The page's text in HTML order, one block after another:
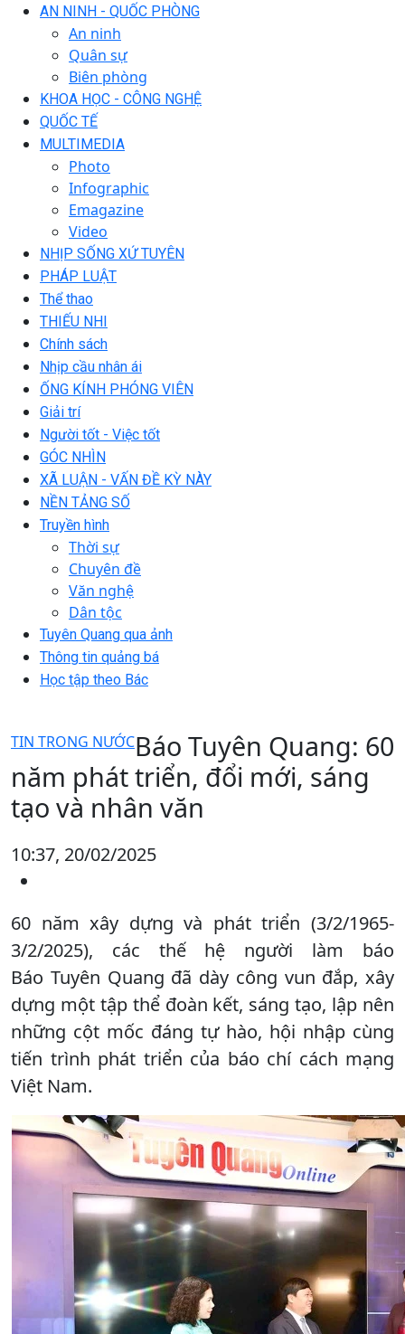
AN NINH - QUỐC PHÒNG
An ninh
Quân sự
Biên phòng
KHOA HỌC - CÔNG NGHỆ
QUỐC TẾ
MULTIMEDIA
Photo
Infographic
Emagazine
Video
NHỊP SỐNG XỨ TUYÊN
PHÁP LUẬT
Thể thao
THIẾU NHI
Chính sách
Nhịp cầu nhân ái
ỐNG KÍNH PHÓNG VIÊN
Giải trí
Người tốt - Việc tốt
GÓC NHÌN
XÃ LUẬN - VẤN ĐỀ KỲ NÀY
NỀN TẢNG SỐ
Truyền hình
Thời sự
Chuyên đề
Văn nghệ
Dân tộc
Tuyên Quang qua ảnh
Thông tin quảng bá
Học tập theo Bác
TIN TRONG NƯỚCBáo Tuyên Quang: 60
năm phát triển, đổi mới, sáng
tạo và nhân văn
10:37, 20/02/2025
60 năm xây dựng và phát triển (3/2/1965-
3/2/2025), các thế hệ người làm báo
Báo Tuyên Quang đã dày công vun đắp, xây
dựng một tập thể đoàn kết, sáng tạo, lập nên
những cột mốc đáng tự hào, hội nhập cùng
tiến trình phát triển của báo chí cách mạng
Việt Nam.